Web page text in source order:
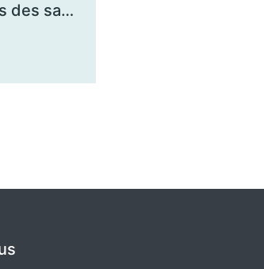
Comprendre les enjeux de la monnaie locale - Les Ateliers des savoirs